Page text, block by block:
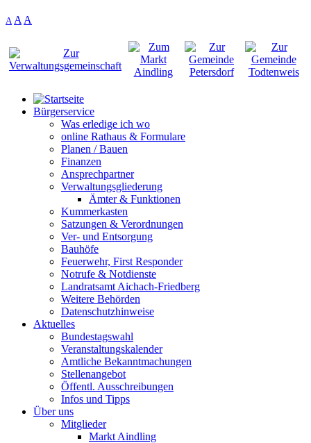
A A A
Bürgerservice
Was erledige ich wo
online Rathaus & Formulare
Planen / Bauen
Finanzen
Ansprechpartner
Verwaltungsgliederung
Ämter & Funktionen
Kummerkasten
Satzungen & Verordnungen
Ver- und Entsorgung
Bauhöfe
Feuerwehr, First Responder
Notrufe & Notdienste
Landratsamt Aichach-Friedberg
Weitere Behörden
Datenschutzhinweise
Aktuelles
Bundestagswahl
Veranstaltungskalender
Amtliche Bekanntmachungen
Stellenangebot
Öffentl. Ausschreibungen
Infos und Tipps
Über uns
Mitglieder
Markt Aindling